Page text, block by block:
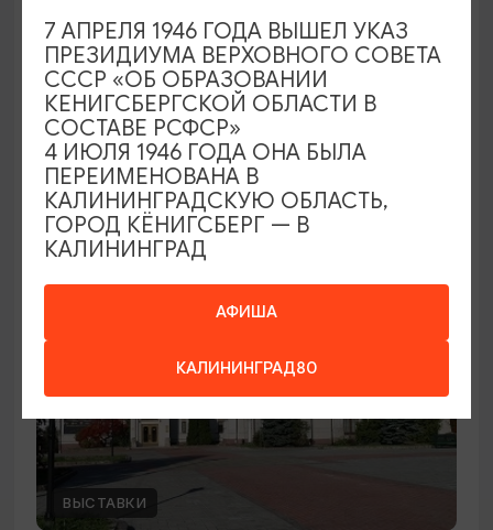
Семейный клуб выходного дня в
Морском выставочном центре
19.07.2026 - 30.08.2026, СБ 12:00, 13:00
Светлогорск, Морской выставочный центр г.
Светлогорск
ВЫСТАВКИ
АФИША
КАЛИНИНГРАД80
7 АПРЕЛЯ 1946 ГОДА ВЫШЕЛ УКАЗ
ПРЕЗИДИУМА ВЕРХОВНОГО СОВЕТА
СССР «ОБ ОБРАЗОВАНИИ
КЕНИГСБЕРГСКОЙ ОБЛАСТИ В
СОСТАВЕ РСФСР»
4 ИЮЛЯ 1946 ГОДА ОНА БЫЛА
ПЕРЕИМЕНОВАНА В
КАЛИНИНГРАДСКУЮ ОБЛАСТЬ,
ГОРОД КЁНИГСБЕРГ — В
КАЛИНИНГРАД